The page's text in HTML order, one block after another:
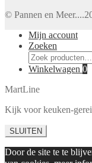
© Pannen en
Mijn account
Zoeken
Zoeken
naar:
Winkelwagen 0
MartLine
Kijk voor keuken-
SLUITEN
Door de site te te